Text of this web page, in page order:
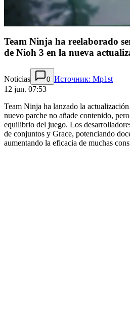
Team Ninja ha reelaborado
de Nioh 3 en la nueva
Noticias 0 Источник: Mp1st
12 jun. 07:53
Team Ninja ha lanzado la
nuevo parche no añade contenido,
equilibrio del juego. Los
de conjuntos y Grace, potenciando
aumentando la eficacia de muchas